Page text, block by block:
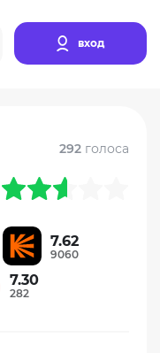
вход
292голоса
7.62
9060
7.30
282